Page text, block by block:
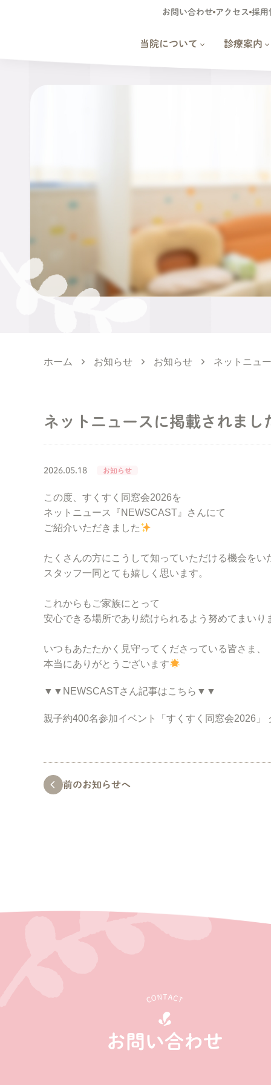
お問い合わせ アクセス 採用
当院について 診療案内
ホーム お知らせ お知らせ ネットニュ
ネットニュースに掲載されまし
2026.05.18 お知らせ
この度、すくすく同窓会2026を
ネットニュース『NEWSCAST』さんにて
ご紹介いただきました
たくさんの方にこうして知っていただける機会をい
スタッフ一同とても嬉しく思います。
これからもご家族にとって
安心できる場所であり続けられるよう努めてまいり
いつもあたたかく見守ってくださっている皆さま、
本当にありがとうございます
▼▼NEWSCASTさん記事はこちら▼▼
親子約400名参加イベント「すくすく同窓会2026
前のお知らせへ
CONTACT
お問い合わせ